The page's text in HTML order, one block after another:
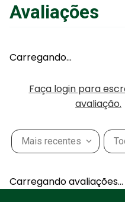
Avaliações
Carregando…
Faça login para
avaliação.
Mais recentes
Carregando avaliações…